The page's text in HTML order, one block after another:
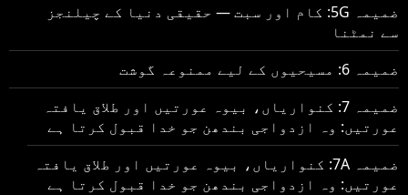
ضمیمہ 5G: کام اور سبت — حقیقی دنیا کے چیلنجز
سے نمٹنا
ضمیمہ 6: مسیحیوں کے لیے ممنوعہ گوشت
ضمیمہ 7: کنواریاں، بیوہ عورتیں اور طلاق یافتہ
عورتیں: وہ ازدواجی بندھن جو خدا قبول کرتا ہے
ضمیمہ 7A: کنواریاں، بیوہ عورتیں اور طلاق یافتہ
عورتیں: وہ ازدواجی بندھن جو خدا قبول کرتا ہے